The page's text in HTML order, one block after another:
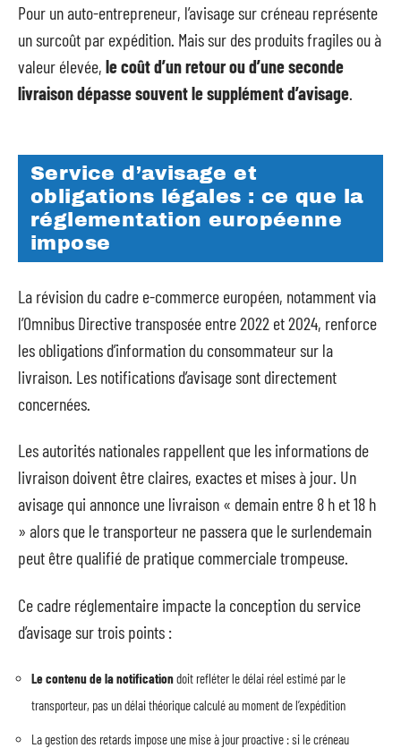
Pour un auto-entrepreneur, l’avisage sur créneau représente
un surcoût par expédition. Mais sur des produits fragiles ou à
valeur élevée, le coût d’un retour ou d’une seconde
livraison dépasse souvent le supplément d’avisage
Service d’avisage et
obligations légales : ce que la
réglementation européenne
impose
La révision du cadre e-commerce européen, notamment via
l’Omnibus Directive transposée entre 2022 et 2024, renforce
les obligations d’information du consommateur sur la
livraison. Les notifications d’avisage sont directement
concernées.
Les autorités nationales rappellent que les informations de
livraison doivent être claires, exactes et mises à jour. Un
avisage qui annonce une livraison « demain entre 8 h et 18 h
» alors que le transporteur ne passera que le surlendemain
peut être qualifié de pratique commerciale trompeuse.
Ce cadre réglementaire impacte la conception du service
d’avisage sur trois points :
Le contenu de la notificationdoit refléter le délai réel estimé par le
transporteur, pas un délai théorique calculé au moment de l’expédition
La gestion des retards impose une mise à jour proactive : si le créneau